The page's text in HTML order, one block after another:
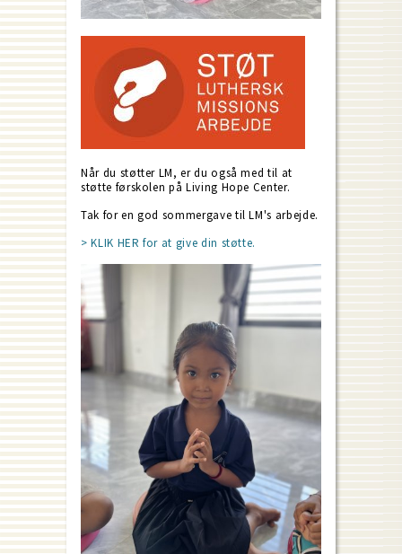
Når du støtter LM, er du også med til at
støtte førskolen på Living Hope Center.
Tak for en god sommergave til LM's arbejde.
> KLIK HER for at give din støtte.